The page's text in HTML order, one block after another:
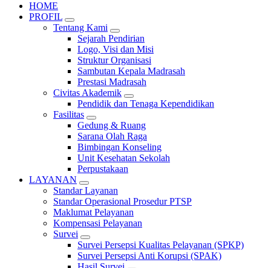
HOME
PROFIL
Tentang Kami
Sejarah Pendirian
Logo, Visi dan Misi
Struktur Organisasi
Sambutan Kepala Madrasah
Prestasi Madrasah
Civitas Akademik
Pendidik dan Tenaga Kependidikan
Fasilitas
Gedung & Ruang
Sarana Olah Raga
Bimbingan Konseling
Unit Kesehatan Sekolah
Perpustakaan
LAYANAN
Standar Layanan
Standar Operasional Prosedur PTSP
Maklumat Pelayanan
Kompensasi Pelayanan
Survei
Survei Persepsi Kualitas Pelayanan (SPKP)
Survei Persepsi Anti Korupsi (SPAK)